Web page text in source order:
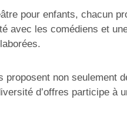
pour enfants, chacun
avec les comédiens et
non seulement
d’offres participe à